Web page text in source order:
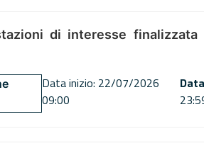
di interesse
Data inizio: 22/07/2026
09:00